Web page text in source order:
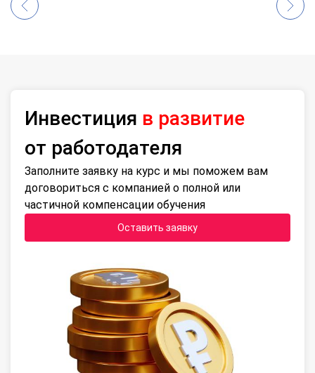
Инвестиция в развитие
от работодателя
Заполните заявку на курс и мы поможем вам
договориться с компанией о полной или
частичной компенсации обучения
Оставить заявку